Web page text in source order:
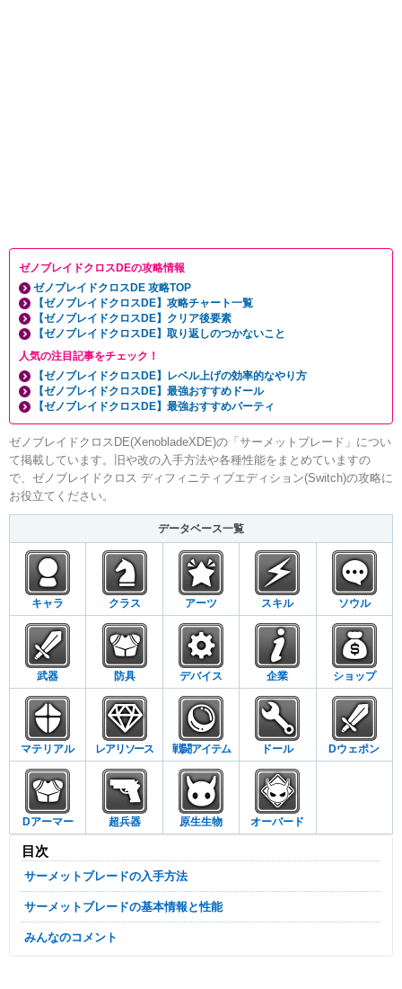
ゼノブレイドクロスDEの攻略情報
ゼノブレイドクロスDE 攻略TOP
【ゼノブレイドクロスDE】攻略チャート一覧
【ゼノブレイドクロスDE】クリア後要素
【ゼノブレイドクロスDE】取り返しのつかないこと
人気の注目記事をチェック！
【ゼノブレイドクロスDE】レベル上げの効率的なやり方
【ゼノブレイドクロスDE】最強おすすめドール
【ゼノブレイドクロスDE】最強おすすめパーティ
ゼノブレイドクロスDE(XenobladeXDE)の「サーメットブレード」につい
て掲載しています。旧や改の入手方法や各種性能をまとめていますの
で、ゼノブレイドクロス ディフィニティブエディション(Switch)の攻略に
お役立てください。
データベース一覧
キャラ クラス アーツ スキル ソウル
武器 防具 デバイス 企業 ショップ
マテリアル レアリソース 戦闘アイテム ドール Dウェポン
Dアーマー 超兵器 原生生物 オーバード
目次
サーメットブレードの入手方法
サーメットブレードの基本情報と性能
みんなのコメント